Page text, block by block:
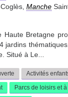
Manche
Haute Bretagne
jardins
Situé à Le...
Activités
Parcs de loisirs et